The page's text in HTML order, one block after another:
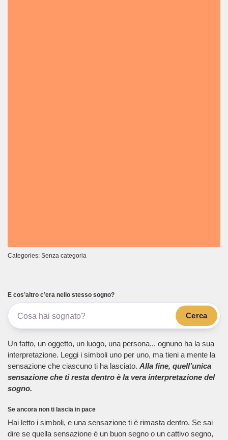
Categories: Senza categoria
E cos’altro c’era nello stesso sogno?
Cerca
Un fatto, un oggetto, un luogo, una persona... ognuno ha la sua
interpretazione. Leggi i simboli uno per uno, ma tieni a mente la
sensazione che ciascuno ti ha lasciato. Alla fine, quell’unica
sensazione che ti resta dentro è la vera interpretazione del
sogno.
Se ancora non ti lascia in pace
Hai letto i simboli, e una sensazione ti è rimasta dentro. Se sai
dire se quella sensazione è un buon segno o un cattivo segno,